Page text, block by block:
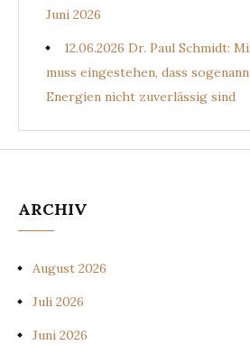
Juni 2026
12.06.2026 Dr. Paul Schmidt:
muss eingestehen, dass
Energien nicht zuverlässig sind
ARCHIV
August 2026
Juli 2026
Juni 2026